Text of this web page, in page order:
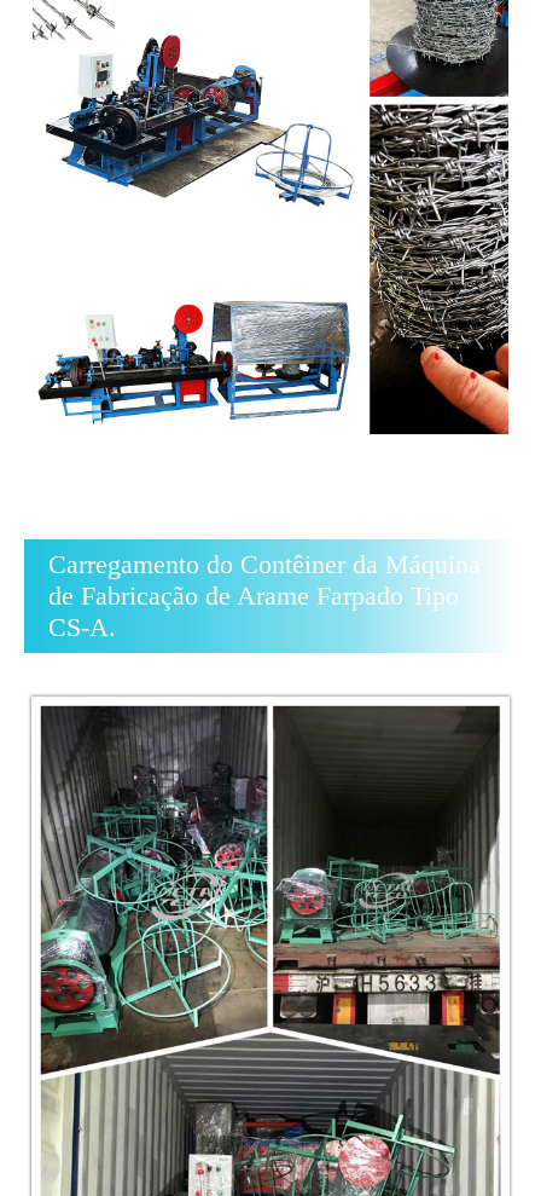
Carregamento do Contêiner da Máquina
de Fabricação de Arame Farpado Tipo
CS-A.